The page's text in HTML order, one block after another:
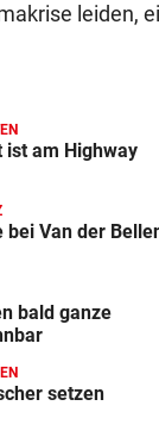
leiden,
ist am Highway
bei Van der
bald ganze
setzen